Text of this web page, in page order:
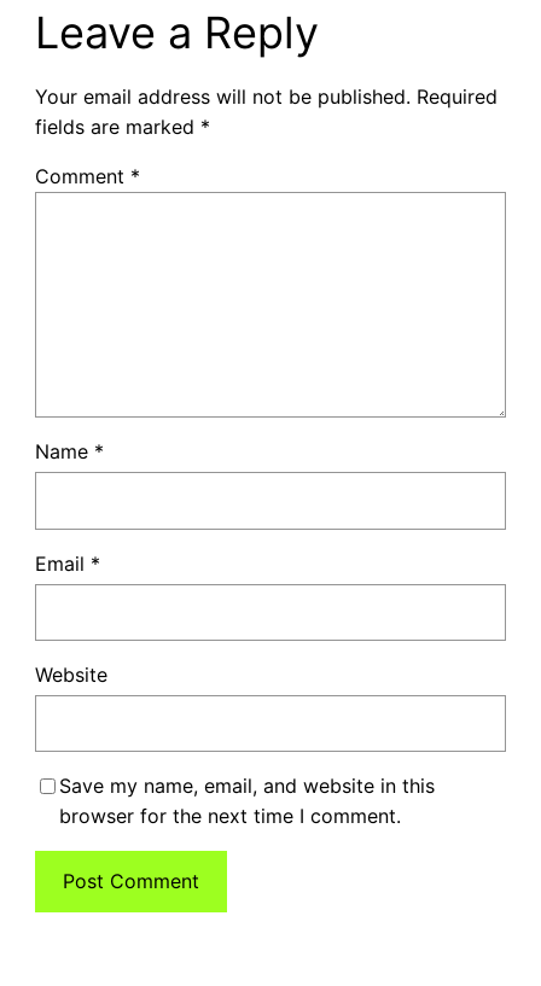
Leave a Reply
Your email address will not be published. Required
fields are marked *
Comment *
Name *
Email *
Website
Save my name, email, and website in this
browser for the next time I comment.